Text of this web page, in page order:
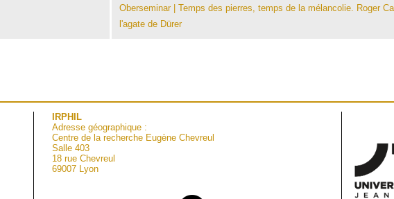
Oberseminar | Temps des pierres, temps de la mélancolie. Roger
l'agate de Dürer
IRPHIL
Adresse géographique :
Centre de la recherche Eugène Chevreul
Salle 403
18 rue Chevreul
69007 Lyon